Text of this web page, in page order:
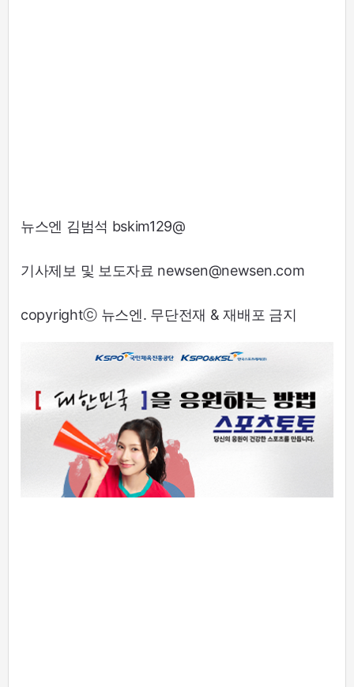
뉴스엔 김범석 bskim129@
기사제보 및 보도자료 newsen@newsen.com
copyrightⓒ 뉴스엔. 무단전재 & 재배포 금지